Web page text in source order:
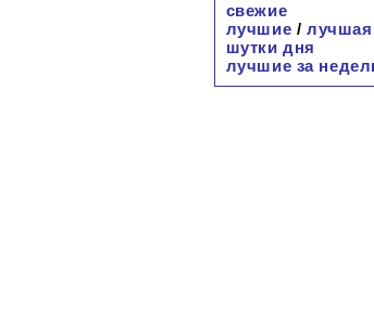
свежие
лучшие / лучшая
шутки дня
лучшие за